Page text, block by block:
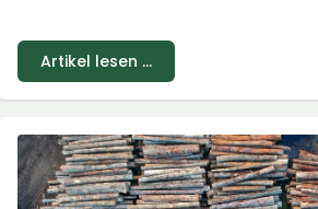
Artikel lesen ...